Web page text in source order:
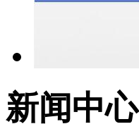
新闻中心